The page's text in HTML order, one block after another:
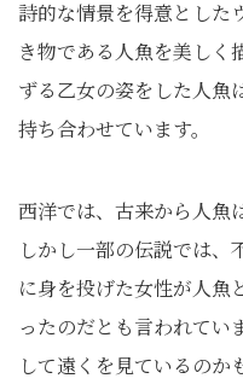
詩的な情景を得意とした
き物である人魚を美しく
ずる乙女の姿をした人魚
持ち合わせています。
西洋では、古来から人魚
しかし一部の伝説では、
に身を投げた女性が人魚
ったのだとも言われてい
して遠くを見ているのか